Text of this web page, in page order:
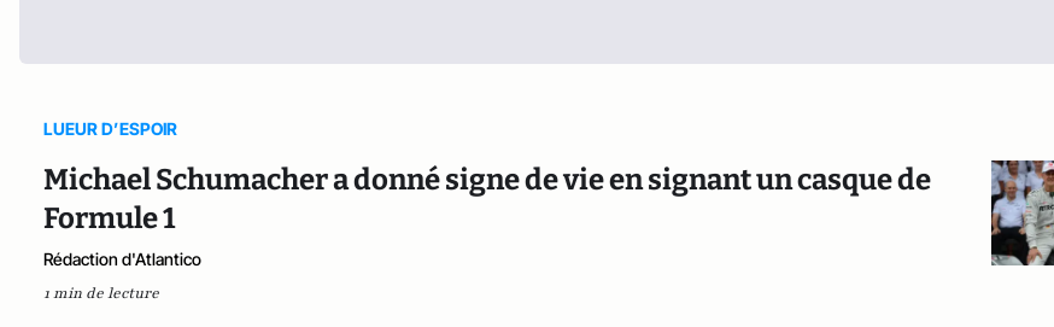
LUEUR D’ESPOIR
Michael Schumacher a donné signe de vie en signant un casque de
Formule 1
Rédaction d'Atlantico
1 min de lecture